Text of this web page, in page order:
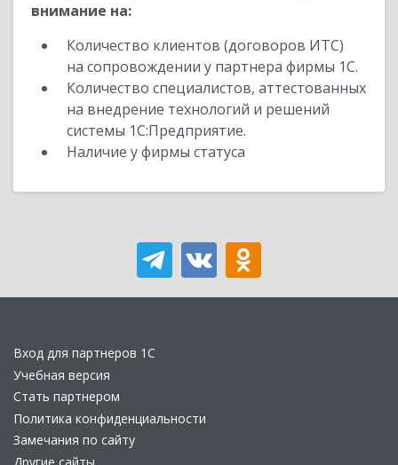
внимание на:
Количество клиентов (договоров ИТС)
на сопровождении у партнера фирмы 1С.
Количество специалистов, аттестованных
на внедрение технологий и решений
системы 1С:Предприятие.
Наличие у фирмы статуса
Вход для партнеров 1С
Учебная версия
Стать партнером
Политика конфиденциальности
Замечания по сайту